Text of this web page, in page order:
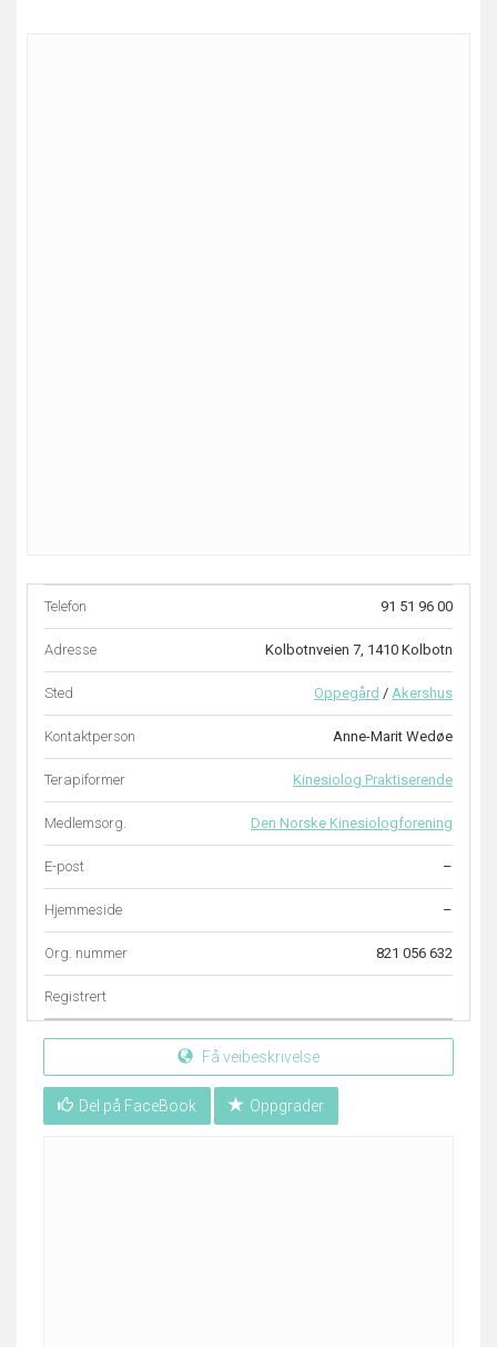
Telefon 91 51 96 00
Adresse Kolbotnveien 7, 1410 Kolbotn
Sted Oppegård / Akershus
Kontaktperson Anne-Marit Wedøe
Terapiformer Kinesiolog Praktiserende
Medlemsorg. Den Norske Kinesiologforening
E-post –
Hjemmeside –
Org. nummer 821 056 632
Registrert
Få veibeskrivelse
Del på FaceBook Oppgrader